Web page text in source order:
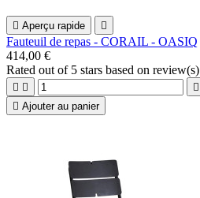
 Aperçu rapide 
Fauteuil de repas - CORAIL - OASIQ
414,00 €
Rated out of 5 stars based on review(s)
  
 Ajouter au panier